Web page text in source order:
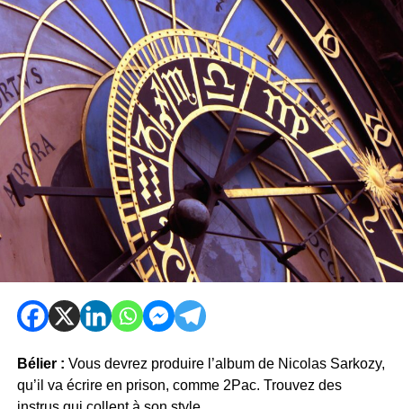
Bélier : Vous devrez produire l’album de Nicolas Sarkozy,
qu’il va écrire en prison, comme 2Pac. Trouvez des